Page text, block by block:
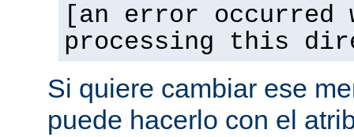
[an error occurred
processing this
Si quiere cambiar ese
puede hacerlo con el